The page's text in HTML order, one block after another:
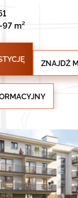
m²
ZNAJDŹ